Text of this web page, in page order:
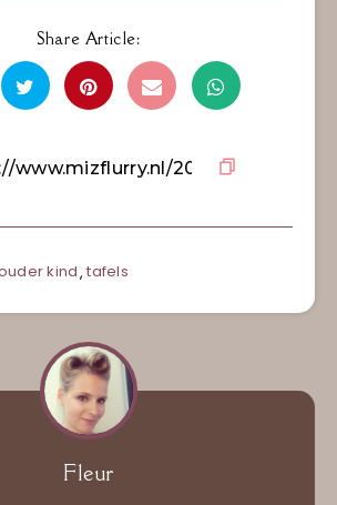
Share Article:
kind,tafels
Fleur